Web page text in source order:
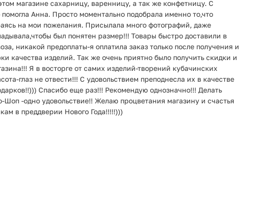
магазине сахарницу, варенницу, а так же конфетницу. С
Анна. Просто моментально подобрала именно то,что
на мои пожелания. Присылала много фотографий, даже
был понятен размер!!! Товары быстро доставили в
никакой предоплаты-я оплатила заказ только после получения и
качества изделий. Так же очень приятно было получить скидки и
Я в восторге от самих изделий-творений кубачинских
глаз не отвести!!! С удовольствием преподнесла их в качестве
Спасибо еще раз!!! Рекомендую однозначно!!! Делать
Шоп -одно удовольствие!! Желаю процветания магазину и счастья
в преддверии Нового Года!!!!!)))